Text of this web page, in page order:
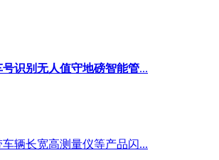
识别无人值守地磅智能管...
车辆长宽高测量仪等产品闪...